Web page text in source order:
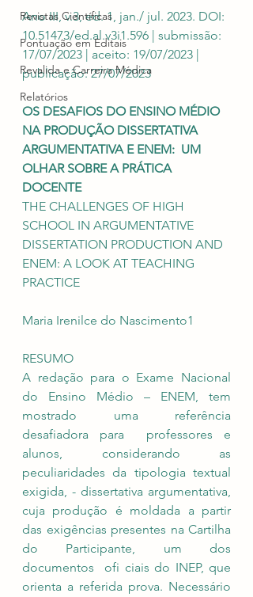
Revistas Científicas
Pontuação em Editais
Revalida e Carreira Médica
Relatórios
Ano III, v.3, ed. 1, jan./ jul. 2023. DOI:
10.51473/ed.al.v3i1.596 | submissão:
17/07/2023 | aceito: 19/07/2023 |
publicação: 27/07/2023
OS DESAFIOS DO ENSINO MÉDIO
NA PRODUÇÃO DISSERTATIVA
ARGUMENTATIVA E ENEM:  UM
OLHAR SOBRE A PRÁTICA
DOCENTE
THE CHALLENGES OF HIGH
SCHOOL IN ARGUMENTATIVE
DISSERTATION PRODUCTION AND
ENEM: A LOOK AT TEACHING
PRACTICE
Maria Irenilce do Nascimento1
RESUMO
A redação para o Exame Nacional
do Ensino Médio – ENEM, tem
mostrado uma referência
desafiadora para  professores e
alunos, considerando as
peculiaridades da tipologia textual
exigida, - dissertativa argumentativa,
cuja produção é moldada a partir
das exigências presentes na Cartilha
do Participante, um dos
documentos  ofi ciais do INEP, que
orienta a referida prova. Necessário